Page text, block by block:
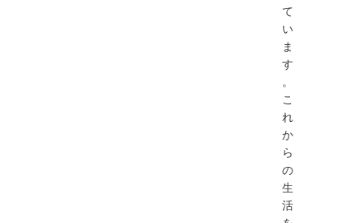
て
い
ま
す
。
こ
れ
か
ら
の
生
活